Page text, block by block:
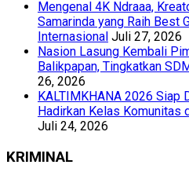
Mengenal 4K Ndraaa,
Samarinda yang Raih Best
Internasional Juli 27, 2026
Nasion Lasung Kembali
Balikpapan, Tingkatkan
26, 2026
KALTIMKHANA 2026 Siap
Hadirkan Kelas Komunitas
Juli 24, 2026
KRIMINAL